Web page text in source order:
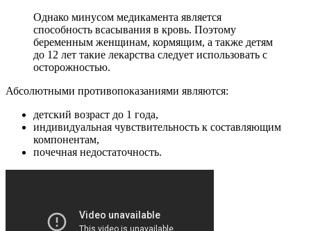
Однако минусом медикамента является
способность всасывания в кровь. Поэтому
беременным женщинам, кормящим, а также детям
до 12 лет такие лекарства следует использовать с
осторожностью.
Абсолютными противопоказаниями являются:
детский возраст до 1 года,
индивидуальная чувствительность к составляющим
компонентам,
почечная недостаточность.